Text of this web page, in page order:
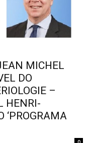
MICHEL
DO
–
HENRI-
‘PROGRAMA